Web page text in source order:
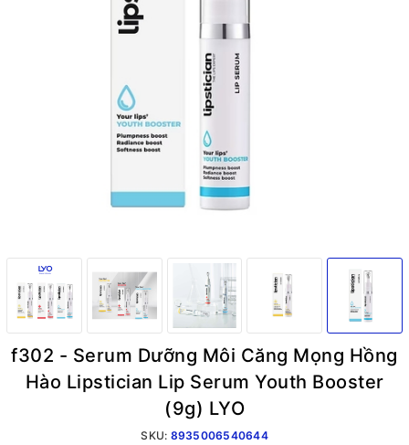
f302 - Serum Dưỡng Môi Căng Mọng Hồng
Hào Lipstician Lip Serum Youth Booster
(9g) LYO
SKU: 8935006540644